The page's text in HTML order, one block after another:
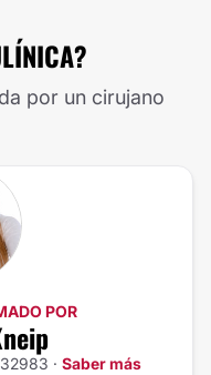
por un cirujano
POR
· Saber más